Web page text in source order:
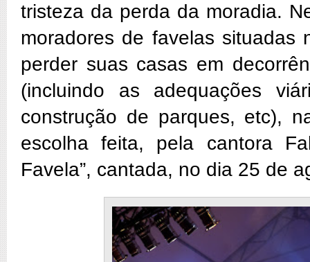
tristeza da perda da moradia.
moradores de favelas
perder suas casas em
(incluindo as adequações
construção de parques, etc),
escolha feita, pela cantora
Favela”, cantada, no dia 25 de